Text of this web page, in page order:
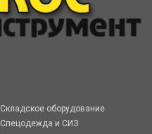
Складское оборудование
Спецодежда и СИЗ